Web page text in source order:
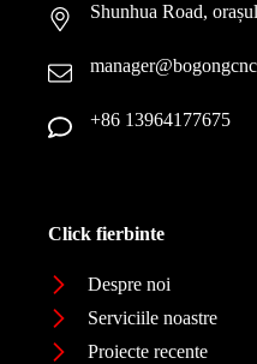
Shunhua Road,
+86 13964177675
Click fierbinte
Despre noi
Serviciile noastre
Proiecte recente